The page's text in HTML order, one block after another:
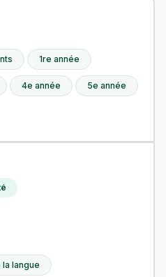
1re année
4e année 5e année
langue